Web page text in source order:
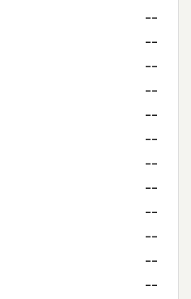
--
--
--
--
--
--
--
--
--
--
--
--